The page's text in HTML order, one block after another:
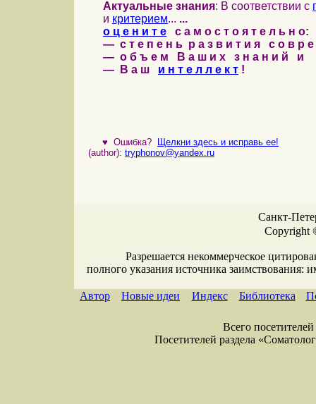
Актуальные знания: В соответствии с
и критерием... ...
о ц е н и т е с а м о с т о я т е л ь н о:
— с т е п е н ь р а з в и т и я с о в р
— о б ъ е м В а ш и х з н а н и й и
— В а ш и н т е л л е к т !
♥ Ошибка?
Щелкни здесь и исправь ее!
(author): tryphonov@yandex.ru
Санкт-
Copyright
Разрешается некоммерческое
полного указания источника заимствования:
Автор Новые идеи Индекс Библиотека
Всего
Посетителей раздела